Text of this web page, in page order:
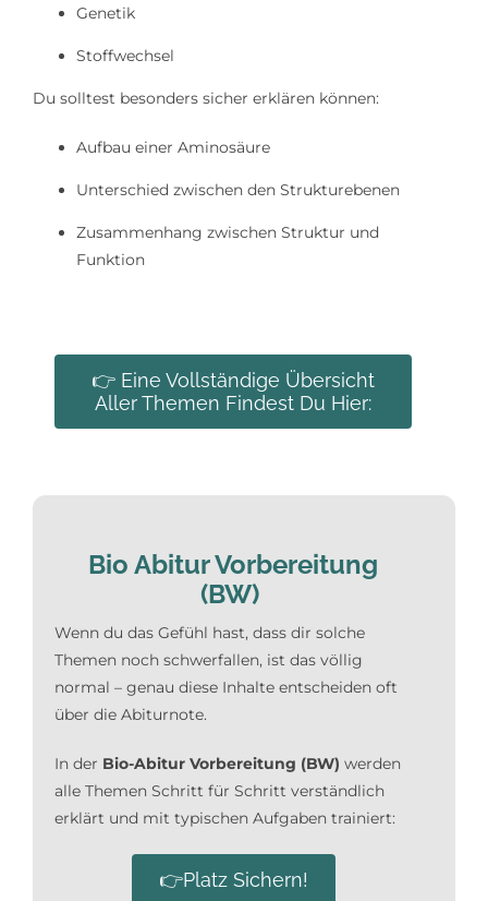
Genetik
Stoffwechsel
Du solltest besonders sicher erklären können:
Aufbau einer Aminosäure
Unterschied zwischen den Strukturebenen
Zusammenhang zwischen Struktur und
Funktion
👉 Eine Vollständige Übersicht
Aller Themen Findest Du Hier:
Bio Abitur Vorbereitung
(BW)
Wenn du das Gefühl hast, dass dir solche
Themen noch schwerfallen, ist das völlig
normal – genau diese Inhalte entscheiden oft
über die Abiturnote.
In der Bio-Abitur Vorbereitung (BW) werden
alle Themen Schritt für Schritt verständlich
erklärt und mit typischen Aufgaben trainiert:
👉Platz Sichern!